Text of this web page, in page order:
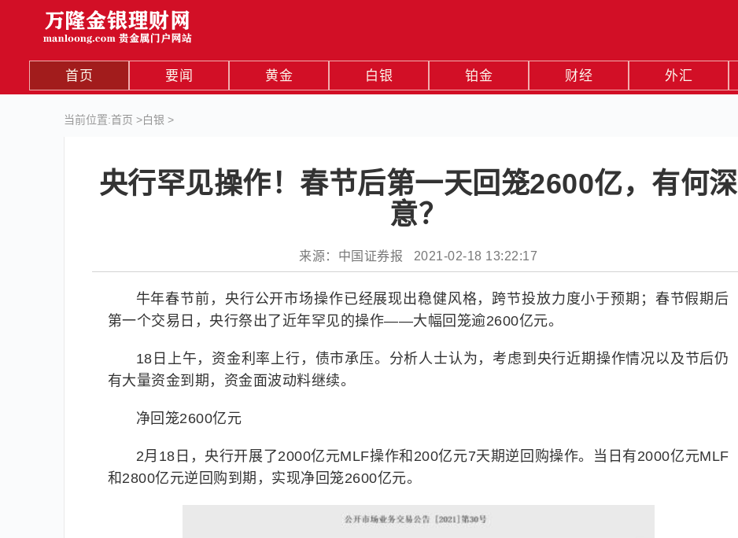
首页 要闻 黄金 白银 铂金 财经 外汇
当前位置:首页 >白银 >
央行罕见操作！春节后第一天回笼2600亿，有何深
意？
来源：中国证券报 2021-02-18 13:22:17
牛年春节前，央行公开市场操作已经展现出稳健风格，跨节投放力度小于预期；春节假期后
第一个交易日，央行祭出了近年罕见的操作——大幅回笼逾2600亿元。
18日上午，资金利率上行，债市承压。分析人士认为，考虑到央行近期操作情况以及节后仍
有大量资金到期，资金面波动料继续。
净回笼2600亿元
2月18日，央行开展了2000亿元MLF操作和200亿元7天期逆回购操作。当日有2000亿元MLF
和2800亿元逆回购到期，实现净回笼2600亿元。